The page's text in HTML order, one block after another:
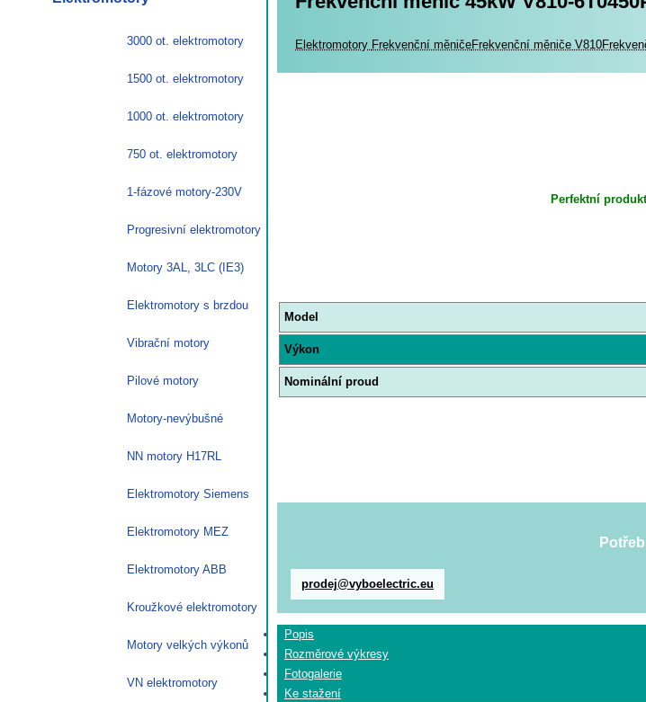
Elektromotory Elektromotory
Frekvenční měničeFrekvenční měniče V810
Perfektní
Model
Výkon
Nominální proud
prodej@vyboelectric.eu
Popis
Rozměrové výkresy
Fotogalerie
Ke stažení
3000 ot. elektromotory
1500 ot. elektromotory
1000 ot. elektromotory
750 ot. elektromotory
1-fázové motory-230V
Progresivní elektromotory
Motory 3AL, 3LC (IE3)
Elektromotory s brzdou
Vibrační motory
Pilové motory
Motory-nevýbušné
NN motory H17RL
Elektromotory Siemens
Elektromotory MEZ
Elektromotory ABB
Kroužkové elektromotory
Motory velkých výkonů
VN elektromotory